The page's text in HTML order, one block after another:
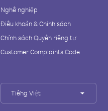
Nghề nghiệp
Điều khoản & Chính sách
Chính sách Quyền riêng tư
Customer Complaints Code
Tiếng Việt